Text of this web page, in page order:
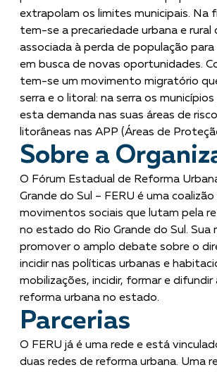
extrapolam os limites municipais. Na
tem-se a precariedade urbana e rural
associada à perda de população
em busca de novas oportunidades.
tem-se um movimento migratório
serra e o litoral: na serra os
esta demanda nas suas áreas de
litorâneas nas APP (Áreas de
Sobre a
O Fórum Estadual de Reforma
Grande do Sul – FERU é uma
movimentos sociais que lutam pela
no estado do Rio Grande do Sul. Sua
promover o amplo debate sobre o
incidir nas políticas urbanas e
mobilizações, incidir, formar e
reforma urbana no estado.
Parcerias
O FERU já é uma rede e está
duas redes de reforma urbana. Uma